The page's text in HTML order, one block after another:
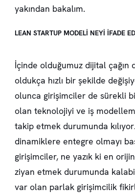
yakından bakalım.
LEAN STARTUP MODELİ NEYİ İFADE
İçinde olduğumuz dijital çağın
oldukça hızlı bir şekilde
olunca girişimciler de sürekli
olan teknolojiyi ve iş
takip etmek durumunda
dinamiklere entegre olmayı
girişimciler, ne yazık ki en
ziyan etmek durumunda
var olan parlak girişimcilik